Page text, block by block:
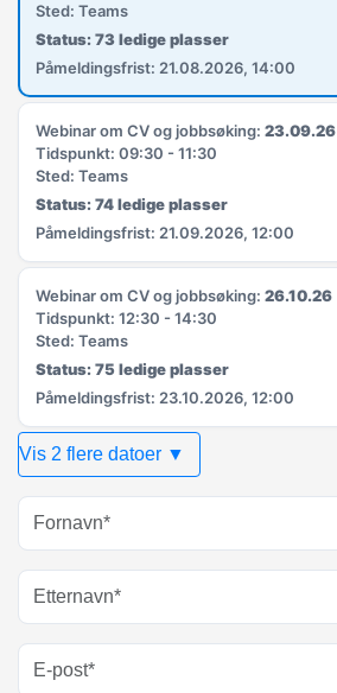
Sted: Teams
Status: 73 ledige plasser
Påmeldingsfrist: 21.08.2026, 14:00
Webinar om CV og jobbsøking: 23.09.26
Tidspunkt: 09:30 - 11:30
Sted: Teams
Status: 74 ledige plasser
Påmeldingsfrist: 21.09.2026, 12:00
Webinar om CV og jobbsøking: 26.10.26
Tidspunkt: 12:30 - 14:30
Sted: Teams
Status: 75 ledige plasser
Påmeldingsfrist: 23.10.2026, 12:00
Vis 2 flere datoer ▼